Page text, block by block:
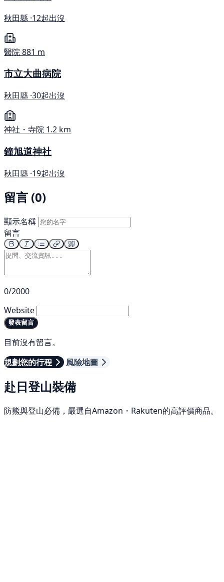
秋田縣 ·12起出沒
醫院881 m
市立大曲病院
秋田縣 ·30起出沒
神社・寺院 1.2 km
鐘旭道神社
秋田縣 ·19起出沒
留言 (0)
顯示名稱
留言
0/2000
Website
發表留言
目前沒有留言。
規劃您的行程
風險地圖
赴日登山裝備
防熊與登山必備，嚴選自Amazon・Rakuten的高評價商品。